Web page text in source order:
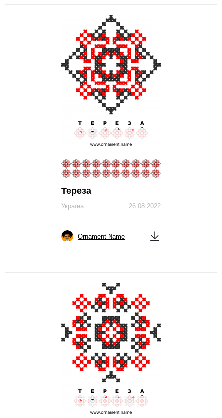
Тереза
26.08.2022
Україна
Ornament Name